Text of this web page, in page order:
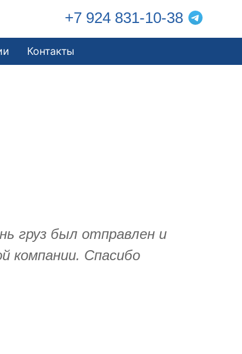
+7 924 831-10-38
Контакты
груз был отправлен и
компании. Спасибо